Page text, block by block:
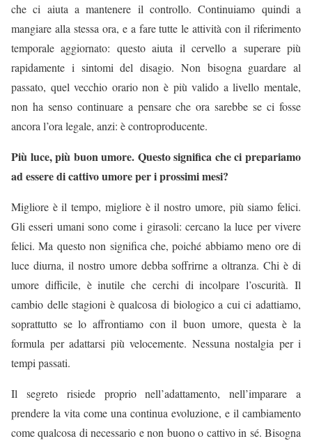
che ci aiuta a mantenere il controllo. Continuiamo quindi a
mangiare alla stessa ora, e a fare tutte le attività con il riferimento
temporale aggiornato: questo aiuta il cervello a superare più
rapidamente i sintomi del disagio. Non bisogna guardare al
passato, quel vecchio orario non è più valido a livello mentale,
non ha senso continuare a pensare che ora sarebbe se ci fosse
ancora l’ora legale, anzi: è controproducente.
Più luce, più buon umore. Questo significa che ci prepariamo
ad essere di cattivo umore per i prossimi mesi?
Migliore è il tempo, migliore è il nostro umore, più siamo felici.
Gli esseri umani sono come i girasoli: cercano la luce per vivere
felici. Ma questo non significa che, poiché abbiamo meno ore di
luce diurna, il nostro umore debba soffrirne a oltranza. Chi è di
umore difficile, è inutile che cerchi di incolpare l’oscurità. Il
cambio delle stagioni è qualcosa di biologico a cui ci adattiamo,
soprattutto se lo affrontiamo con il buon umore, questa è la
formula per adattarsi più velocemente. Nessuna nostalgia per i
tempi passati.
Il segreto risiede proprio nell’adattamento, nell’imparare a
prendere la vita come una continua evoluzione, e il cambiamento
come qualcosa di necessario e non buono o cattivo in sé. Bisogna